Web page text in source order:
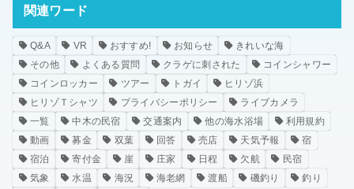
関連ワード
Q&A VR おすすめ! お知らせ
きれいな海
その他
よくある質問 クラゲに刺された
コインシャワー
コインロッカー
ツアー トガイ
ヒリゾ浜
ヒリゾＴシャツ
プライバシーポリシー
ライブカメラ
一覧
中木の民宿 交通案内 他の海水浴場
利用規約
動画
募金 双葉 回答 売店 天気予報
宿
宿泊
寄付金 崖 庄家 日程 欠航
民宿
気象
水温 海況 海老網 渡船 磯釣り 釣り